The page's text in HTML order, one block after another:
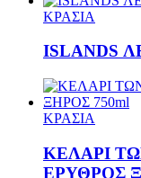
ΚΡΑΣΙΑ
ISLANDS
ΚΡΑΣΙΑ
ΚΕΛΑΡΙ
ΕΡΥΘΡΟΣ